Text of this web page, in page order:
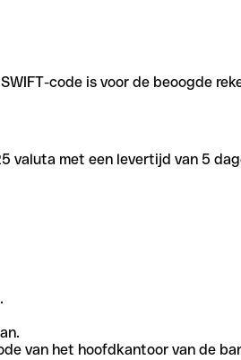
code is voor de beoogde
valuta met een levertijd van 5
van het hoofdkantoor van de